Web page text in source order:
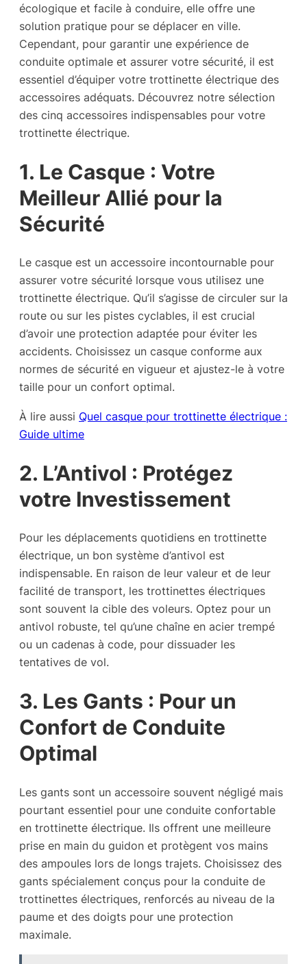
écologique et facile à conduire, elle offre une
solution pratique pour se déplacer en ville.
Cependant, pour garantir une expérience de
conduite optimale et assurer votre sécurité, il est
essentiel d’équiper votre trottinette électrique des
accessoires adéquats. Découvrez notre sélection
des cinq accessoires indispensables pour votre
trottinette électrique.
1. Le Casque : Votre
Meilleur Allié pour la
Sécurité
Le casque est un accessoire incontournable pour
assurer votre sécurité lorsque vous utilisez une
trottinette électrique. Qu’il s’agisse de circuler sur la
route ou sur les pistes cyclables, il est crucial
d’avoir une protection adaptée pour éviter les
accidents. Choisissez un casque conforme aux
normes de sécurité en vigueur et ajustez-le à votre
taille pour un confort optimal.
À lire aussi Quel casque pour trottinette électrique :
Guide ultime
2. L’Antivol : Protégez
votre Investissement
Pour les déplacements quotidiens en trottinette
électrique, un bon système d’antivol est
indispensable. En raison de leur valeur et de leur
facilité de transport, les trottinettes électriques
sont souvent la cible des voleurs. Optez pour un
antivol robuste, tel qu’une chaîne en acier trempé
ou un cadenas à code, pour dissuader les
tentatives de vol.
3. Les Gants : Pour un
Confort de Conduite
Optimal
Les gants sont un accessoire souvent négligé mais
pourtant essentiel pour une conduite confortable
en trottinette électrique. Ils offrent une meilleure
prise en main du guidon et protègent vos mains
des ampoules lors de longs trajets. Choisissez des
gants spécialement conçus pour la conduite de
trottinettes électriques, renforcés au niveau de la
paume et des doigts pour une protection
maximale.